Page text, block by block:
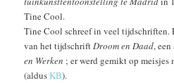
Tine Cool.
Tine Cool schreef in veel tijdschriften.
van het tijdschriftDroom en Daad,
en Werken ; er werd gemikt op
(aldus KB).